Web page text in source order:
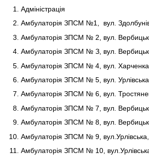
Адміністрація
Амбулаторія ЗПСМ №1, вул.
Амбулаторія ЗПСМ № 2, вул.
Амбулаторія ЗПСМ № З, вул.
Амбулаторія ЗПСМ № 4, вул.
Амбулаторія ЗПСМ № 5, вул.
Амбулаторія ЗПСМ № 6, вул.
Амбулаторія ЗПСМ № 7, вул.
Амбулаторія ЗПСМ № 8, вул.
Амбулаторія ЗПСМ № 9,
Амбулаторія ЗПСМ № 10,